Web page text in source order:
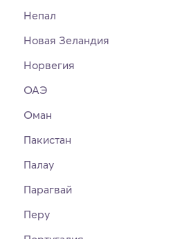
Непал
Новая Зеландия
Норвегия
ОАЭ
Оман
Пакистан
Палау
Парагвай
Перу